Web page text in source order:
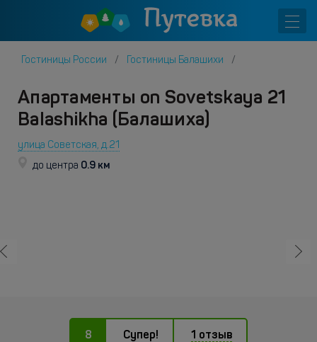
Гостиницы России Гостиницы Балашихи
Апартаменты on Sovetskaya 21
Balashikha (Балашиха)
улица Советская, д.21
до центра 0.9 км
8 Супер! 1 отзыв